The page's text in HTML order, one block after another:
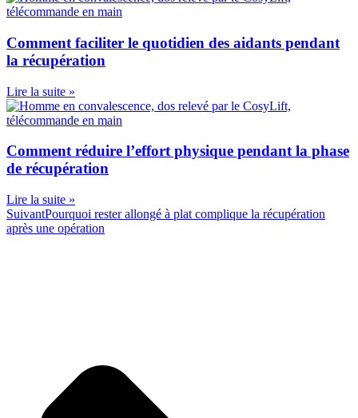
Comment faciliter le quotidien des aidants pendant
la récupération
Lire la suite »
Comment réduire l’effort physique pendant la phase
de récupération
Lire la suite »
SuivantPourquoi rester allongé à plat complique la récupération
après une opération